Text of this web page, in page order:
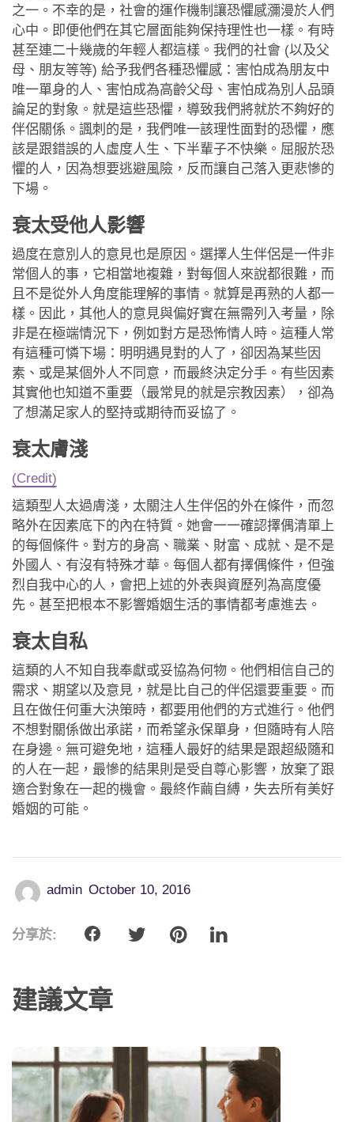
之一。不幸的是，社會的運作機制讓恐懼感瀰漫於人們
心中。即便他們在其它層面能夠保持理性也一樣。有時
甚至連二十幾歲的年輕人都這樣。我們的社會 (以及父
母、朋友等等) 給予我們各種恐懼感：害怕成為朋友中
唯一單身的人、害怕成為高齡父母、害怕成為別人品頭
論足的對象。就是這些恐懼，導致我們將就於不夠好的
伴侶關係。諷刺的是，我們唯一該理性面對的恐懼，應
該是跟錯誤的人虛度人生、下半輩子不快樂。屈服於恐
懼的人，因為想要逃避風險，反而讓自己落入更悲慘的
下場。
衰太受他人影響
過度在意別人的意見也是原因。選擇人生伴侶是一件非
常個人的事，它相當地複雜，對每個人來說都很難，而
且不是從外人角度能理解的事情。就算是再熟的人都一
樣。因此，其他人的意見與偏好實在無需列入考量，除
非是在極端情況下，例如對方是恐怖情人時。這種人常
有這種可憐下場：明明遇見對的人了，卻因為某些因
素、或是某個外人不同意，而最終決定分手。有些因素
其實他也知道不重要（最常見的就是宗教因素），卻為
了想滿足家人的堅持或期待而妥協了。
衰太膚淺
(Credit)
這類型人太過膚淺，太關注人生伴侶的外在條件，而忽
略外在因素底下的內在特質。她會一一確認擇偶清單上
的每個條件。對方的身高、職業、財富、成就、是不是
外國人、有沒有特殊才華。每個人都有擇偶條件，但強
烈自我中心的人，會把上述的外表與資歷列為高度優
先。甚至把根本不影響婚姻生活的事情都考慮進去。
衰太自私
這類的人不知自我奉獻或妥協為何物。他們相信自己的
需求、期望以及意見，就是比自己的伴侶還要重要。而
且在做任何重大決策時，都要用他們的方式進行。他們
不想對關係做出承諾，而希望永保單身，但隨時有人陪
在身邊。無可避免地，這種人最好的結果是跟超級隨和
的人在一起，最慘的結果則是受自尊心影響，放棄了跟
適合對象在一起的機會。最終作繭自縛，失去所有美好
婚姻的可能。
admin October 10, 2016
分享於:
建議文章